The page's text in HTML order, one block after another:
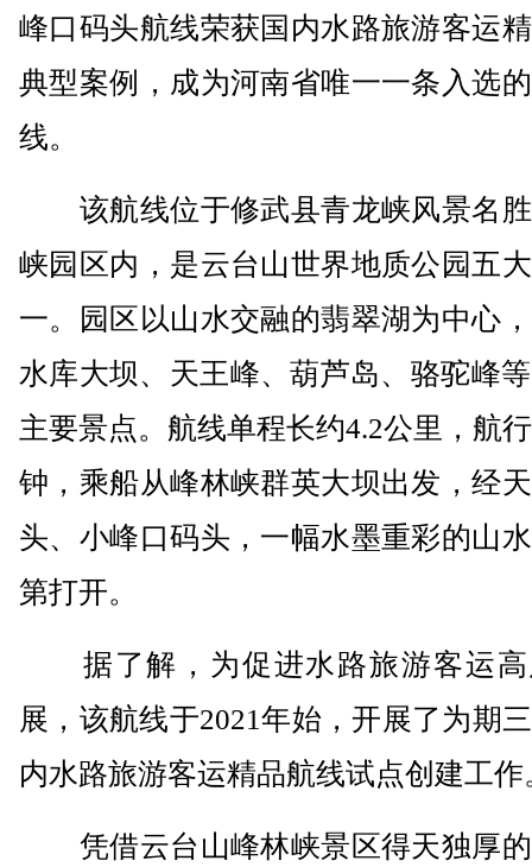
峰口码头航线荣获国内水路旅游客运
典型案例，成为河南省唯一一条入选
线。
该航线位于修武县青龙峡风景名
峡园区内，是云台山世界地质公园五
一。园区以山水交融的翡翠湖为中心
水库大坝、天王峰、葫芦岛、骆驼峰
主要景点。航线单程长约4.2公里，航
钟，乘船从峰林峡群英大坝出发，经
头、小峰口码头，一幅水墨重彩的山
第打开。
据了解，为促进水路旅游客运高
展，该航线于2021年始，开展了为期
内水路旅游客运精品航线试点创建工作
凭借云台山峰林峡景区得天独厚